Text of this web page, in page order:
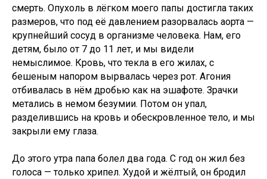
смерть. Опухоль в лёгком моего папы достигла таких
размеров, что под её давлением разорвалась аорта —
крупнейший сосуд в организме человека. Нам, его
детям, было от 7 до 11 лет, и мы видели
немыслимое. Кровь, что текла в его жилах, с
бешеным напором вырвалась через рот. Агония
отбивалась в нём дробью как на эшафоте. Зрачки
метались в немом безумии. Потом он упал,
разделившись на кровь и обескровленное тело, и мы
закрыли ему глаза.
До этого утра папа болел два года. С год он жил без
голоса — только хрипел. Худой и жёлтый, он бродил